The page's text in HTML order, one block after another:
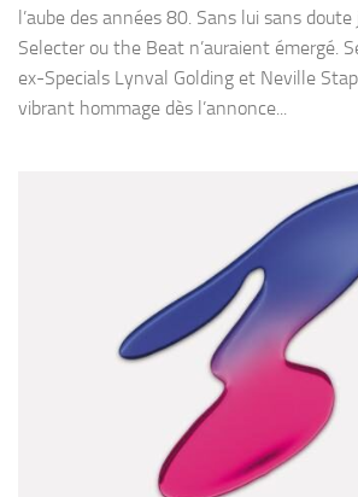
l’aube des années 80. Sans lui sans
Selecter ou the Beat n’auraient émergé.
ex-Specials Lynval Golding et Neville
vibrant hommage dès l’annonce...